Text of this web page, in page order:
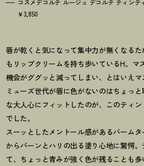
コスメデコルテ ルージュ デコルテ ティンテ
￥3,850
唇が乾くと気になって集中力が無くなる
もリップクリームを持ち歩いているH。マ
機会がググッと減ってしまい、とはいえマ
ミューズ世代が唇に色がないのはちょっ
な大人心にフィットしたのが、このティ
でした。
スーッとしたメントール感があるバーム
からパーンとハリの出る塗り心地に驚愕。
て、ちょっと青みが強く色が残ることも